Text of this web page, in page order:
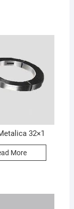
32×1
More